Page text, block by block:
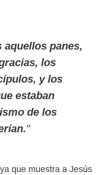
aquellos panes,
los
y los
estaban
de los
"
que muestra a Jesús